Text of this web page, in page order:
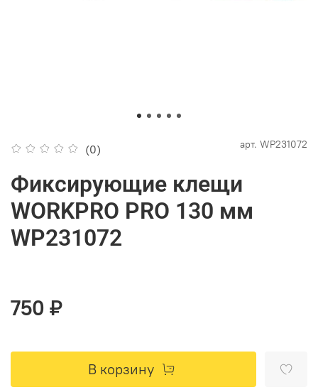
(0) арт. WP231072
Фиксирующие клещи
WORKPRO PRO 130 мм
WP231072
750 ₽
В корзину